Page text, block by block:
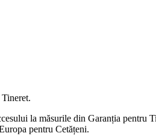
la măsurile din Garanția pentru
pentru Cetățeni.